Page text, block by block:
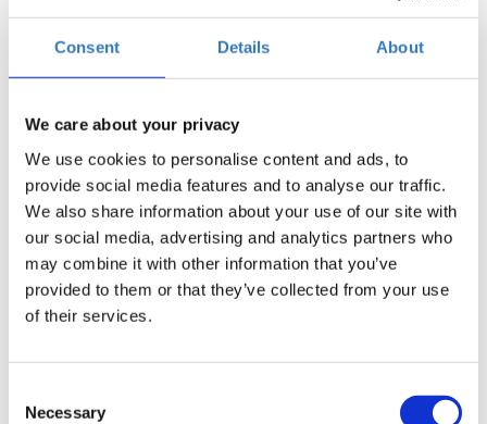
Consent Details About
We care about your privacy
We use cookies to personalise content and ads, to
provide social media features and to analyse our traffic.
We also share information about your use of our site with
our social media, advertising and analytics partners who
may combine it with other information that you’ve
provided to them or that they’ve collected from your use
of their services.
Selection
Necessary
«INNOVATION GREECE 6.0 : Η ΚΑΙΝΟΤΟΜΙΑ ΣΤΗΝ ΕΛΛΑΔΑ
ΚΑΙ ΟΙ ΦΟΡΕΙΣ ΠΟΥ ΤΗΝ ΥΠΟΣΤΗΡΙΖΟΥΝ». Μέσα από τα
απαντηθούν τα βασικά ερωτήματα: Τι σημαίνει καινοτομία
οικονομίας αγγίζει; Ποιοι φορείς στηρίζουν την προσπάθεια
ομάδων και επιχειρήσεων να καινοτομήσουν; Ποια
χρηματοδοτικά εργαλεία υπάρχουν; Πώς επιδρά η Τεχνητή
Νοημοσύνη στην ανάπτυξη της καινοτομίας;
Δείτε το αναλυτικό πρόγραμμα.
Τα workshops της πρώτης ημέρας αναφέρονται στην επιλογή
Αγορά, θέματα αναζήτησης κεφαλαίων και θέματα καινοτομίας